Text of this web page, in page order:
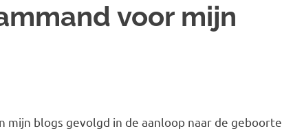
voor mijn
mijn blogs gevolgd in de aanloop naar de geboorte